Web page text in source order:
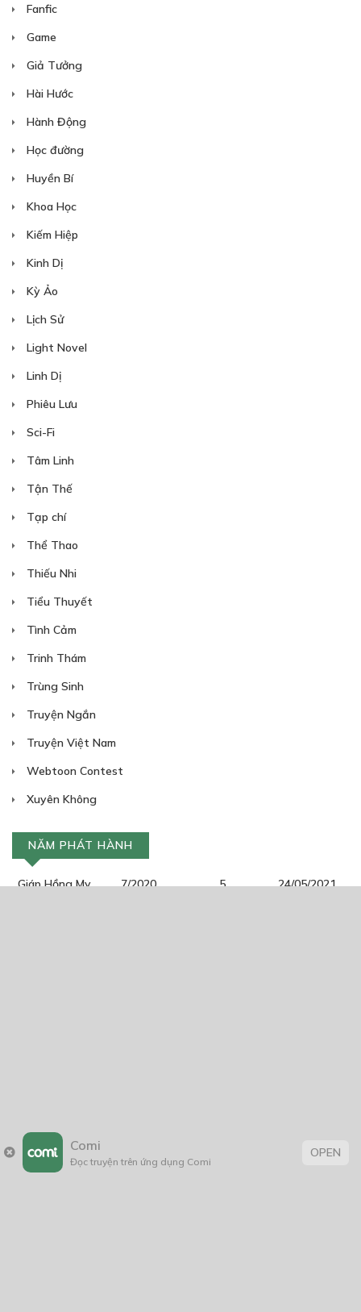
Fanfic
Game
Giả Tưởng
Hài Hước
Hành Động
Học đường
Huyền Bí
Khoa Học
Kiếm Hiệp
Kinh Dị
Kỳ Ảo
Lịch Sử
Light Novel
Linh Dị
Phiêu Lưu
Sci-Fi
Tâm Linh
Tận Thế
Tạp chí
Thể Thao
Thiếu Nhi
Tiểu Thuyết
Tình Cảm
Trinh Thám
Trùng Sinh
Truyện Ngắn
Truyện Việt Nam
Webtoon Contest
Xuyên Không
NĂM PHÁT HÀNH
Giáp Hồng My 7/2020 5
24/05/2021
Trang chủ
Điều khoản sử dụng
Hỏi & Đáp
Liên hệ
Comi
Đọc truyện trên ứng dụng Comi
OPEN